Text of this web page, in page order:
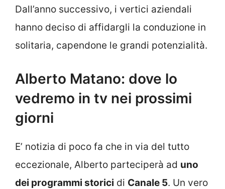
Dall’anno successivo, i vertici aziendali
hanno deciso di affidargli la conduzione in
solitaria, capendone le grandi potenzialità.
Alberto Matano: dove lo
vedremo in tv nei prossimi
giorni
E’ notizia di poco fa che in via del tutto
eccezionale, Alberto parteciperà ad uno
dei programmi storici di Canale 5. Un vero